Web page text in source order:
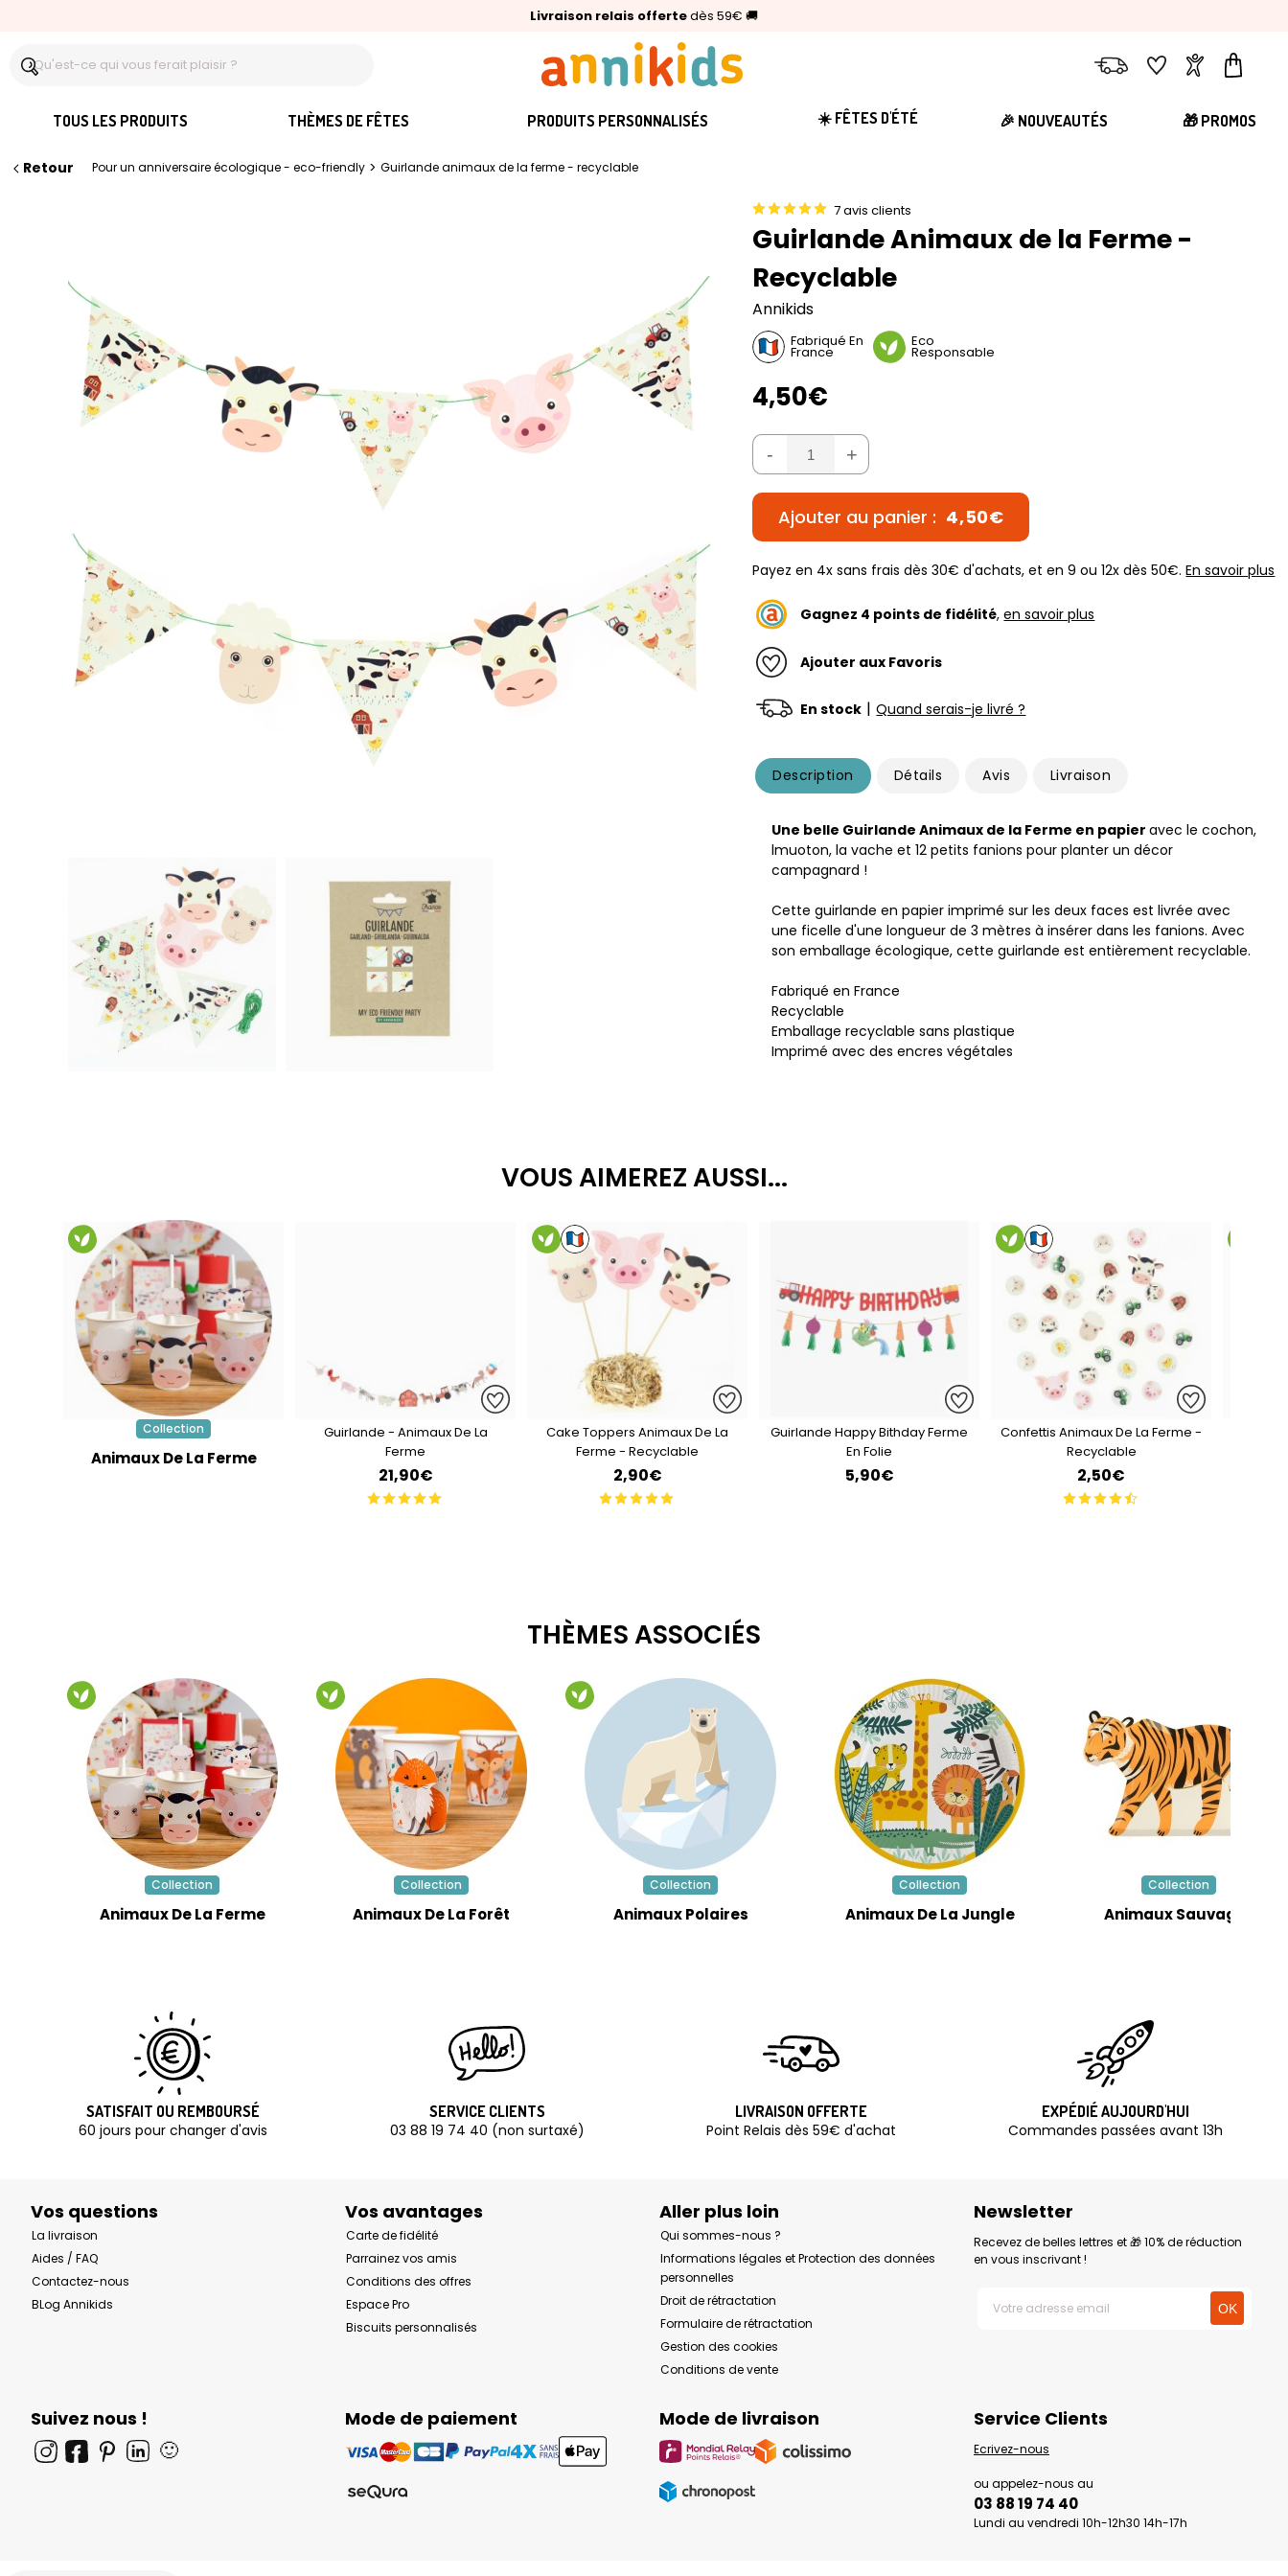
Livraison relais offertedès 59€ 🚚
🥇Palmarès Capital 2025 :Annikids N°1
⭐⭐⭐⭐⭐4,6/5(24 000 avis clients)
LivraisonFavorisComptePanier
TOUS LES PRODUITS THÈMES DE FÊTES PRODUITS PERSONNALISÉS ☀️ FÊTES D'ÉTÉ 🎉 NOUVEAUTÉS 🎁 PROMOS
Retour Pour un anniversaire écologique - eco-friendly > Guirlande animaux de la ferme - recyclable
7 avis clients
Guirlande Animaux de la Ferme -
Recyclable
Annikids
Fabriqué En
France
Eco
Responsable
4,50€
- +
Ajouter au panier : 4,50€
Payez en 4x sans frais dès 30€ d'achats, et en 9 ou 12x dès 50€.En savoir plus
Gagnez 4 points de fidélité,en savoir plus
Ajouter aux Favoris
En stock | Quand serais-je livré ?
Description Détails Avis Livraison
Une belle Guirlande Animaux de la Ferme en papieravec le cochon,
lmuoton, la vache et 12 petits fanions pour planter un décor
campagnard !
Cette guirlande en papier imprimé sur les deux faces est livrée avec
une ficelle d'une longueur de 3 mètres à insérer dans les fanions. Avec
son emballage écologique, cette guirlande est entièrement recyclable.
Fabriqué en France
Recyclable
Emballage recyclable sans plastique
Imprimé avec des encres végétales
VOUS AIMEREZ AUSSI...
Collection
Animaux De La Ferme
Guirlande - Animaux De La
Ferme
21,90€
Cake Toppers Animaux De La
Ferme - Recyclable
2,90€
Guirlande Happy Bithday Ferme
En Folie
5,90€
Confettis Animaux De La Ferme -
Recyclable
2,50€
THÈMES ASSOCIÉS
Collection
Animaux De La Ferme
Collection
Animaux De La Forêt
Collection
Animaux Polaires
Collection
Animaux De La Jungle
Collection
Animaux Sauvages
SATISFAIT OU REMBOURSÉ
60 jours pour changer d'avis
SERVICE CLIENTS
03 88 19 74 40 (non surtaxé)
LIVRAISON OFFERTE
Point Relais dès 59€ d'achat
EXPÉDIÉ AUJOURD'HUI
Commandes passées avant 13h
Vos questions
La livraison
Aides / FAQ
Contactez-nous
BLog Annikids
Vos avantages
Carte de fidélité
Parrainez vos amis
Conditions des offres
Espace Pro
Biscuits personnalisés
Aller plus loin
Qui sommes-nous ?
Informations légales et Protection des données
personnelles
Droit de rétractation
Formulaire de rétractation
Gestion des cookies
Conditions de vente
Newsletter
Recevez de belles lettres et 🎁 10% de réduction
en vous inscrivant !
Suivez nous !
🙂
Mode de paiement Mode de livraison Service Clients
Ecrivez-nous
ou appelez-nous au
03 88 19 74 40
Lundi au vendredi 10h-12h30 14h-17h